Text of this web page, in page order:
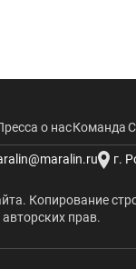
о насКоманда
г.
Копирование
прав.